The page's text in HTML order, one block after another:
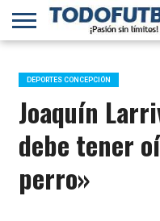
PRIMERA
B
SELECCIÓN
CHILENA
CHILENOS
EN EL
MUNDO
FÚTBOL
INTERNACIONAL
DEPORTES CONCEPCIÓN
Joaquín
debe tener
perro»